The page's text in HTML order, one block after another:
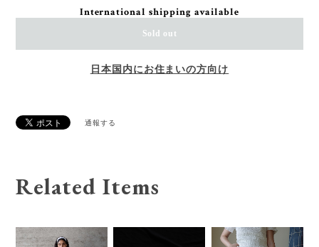
International shipping available
Sold out
日本国内にお住まいの方向け
通報する
Related Items